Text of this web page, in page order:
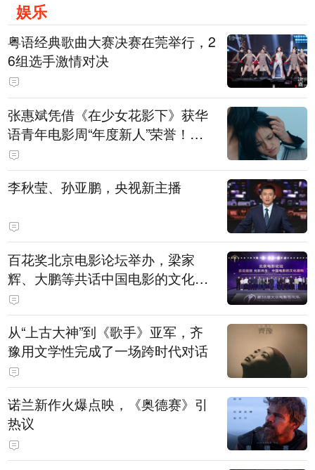
娱乐
粤语经典歌曲大赛决赛在莞举行，2
6组选手激情对决
张惠斌凭借《在少女花影下》获华
语青年电影周“年度新人”荣誉！该
电影全程在广州取景，采用粤语对
白，主演均为广州本土演员
李秋莹、孙亚鹏，央视新主播
百花奖北京电影论坛举办，梁家
辉、大鹏等共话中国电影的文化建
构
从“上古大神”到《歌手》亚军，齐
豫用文学性完成了一场跨时代对话
诺兰新作火爆点映，《奥德赛》引
热议